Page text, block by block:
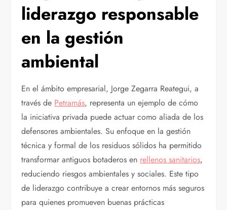
liderazgo responsable
en la gestión
ambiental
En el ámbito empresarial, Jorge Zegarra Reategui, a
través de Petramás, representa un ejemplo de cómo
la iniciativa privada puede actuar como aliada de los
defensores ambientales. Su enfoque en la gestión
técnica y formal de los residuos sólidos ha permitido
transformar antiguos botaderos en rellenos sanitarios,
reduciendo riesgos ambientales y sociales. Este tipo
de liderazgo contribuye a crear entornos más seguros
para quienes promueven buenas prácticas